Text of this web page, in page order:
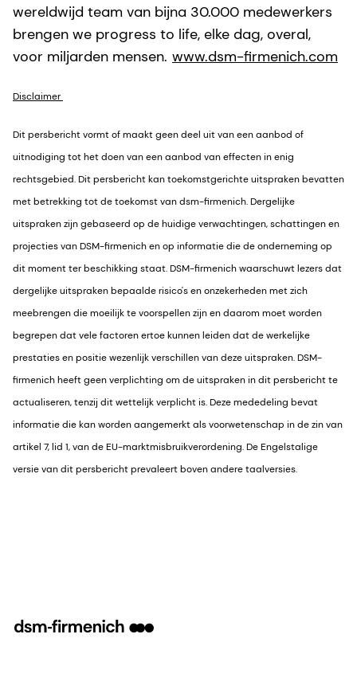
wereldwijd team van bijna 30.000 medewerkers
brengen we progress to life, elke dag, overal,
voor miljarden mensen. www.dsm-firmenich.com
Disclaimer
Dit persbericht vormt of maakt geen deel uit van een aanbod of
uitnodiging tot het doen van een aanbod van effecten in enig
rechtsgebied. Dit persbericht kan toekomstgerichte uitspraken bevatten
met betrekking tot de toekomst van dsm-firmenich. Dergelijke
uitspraken zijn gebaseerd op de huidige verwachtingen, schattingen en
projecties van DSM-firmenich en op informatie die de onderneming op
dit moment ter beschikking staat. DSM-firmenich waarschuwt lezers dat
dergelijke uitspraken bepaalde risico's en onzekerheden met zich
meebrengen die moeilijk te voorspellen zijn en daarom moet worden
begrepen dat vele factoren ertoe kunnen leiden dat de werkelijke
prestaties en positie wezenlijk verschillen van deze uitspraken. DSM-
firmenich heeft geen verplichting om de uitspraken in dit persbericht te
actualiseren, tenzij dit wettelijk verplicht is. Deze mededeling bevat
informatie die kan worden aangemerkt als voorwetenschap in de zin van
artikel 7, lid 1, van de EU-marktmisbruikverordening. De Engelstalige
versie van dit persbericht prevaleert boven andere taalversies.